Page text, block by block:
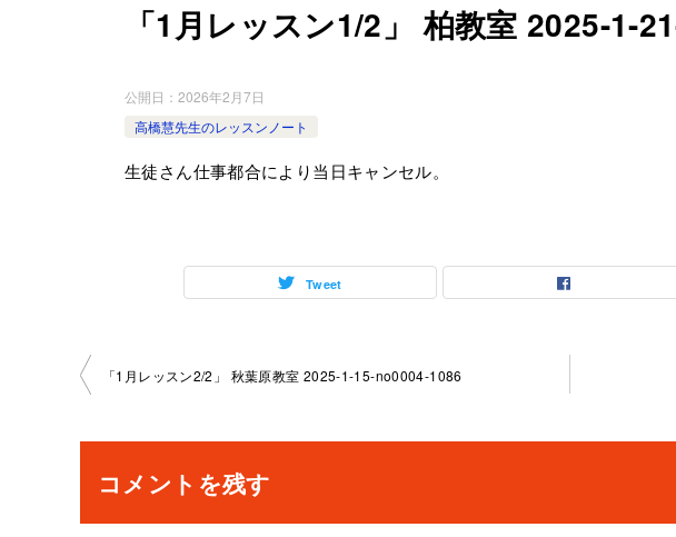
「1月レッスン1/2」 柏教室 2025-1-
公開日： 2026年2月7日
高橋慧先生のレッスンノート
生徒さん仕事都合により当日キャンセル。
Tweet
投
ナ
ビ
「1月レッスン2/2」 秋葉原教室 2025-1-15-no0004-1086
コメントを残す